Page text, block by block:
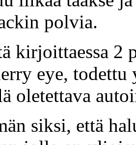
polvia.
kirjoittaessa
eye,
oletettava
siksi, että